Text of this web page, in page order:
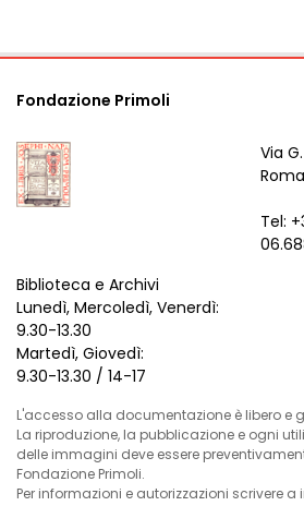
Fondazione Primoli
Via
Tel:
Biblioteca e Archivi
Lunedì, Mercoledì, Venerdì:
9.30-13.30
Martedì, Giovedì:
9.30-13.30 / 14-17
L'accesso alla documentazione è libero e
La riproduzione, la pubblicazione e ogni
delle immagini deve essere
Fondazione Primoli.
Per informazioni e autorizzazioni scrivere